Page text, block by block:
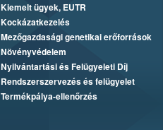
Kiemelt ügyek, EUTR
Kockázatkezelés
Mezőgazdasági genetikai erőforrások
Növényvédelem
Nyilvántartási és Felügyeleti Díj
Rendszerszervezés és felügyelet
Termékpálya-ellenőrzés